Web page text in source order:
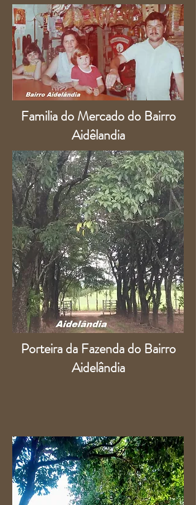
Familia do Mercado do Bairro
Aidêlandia
Porteira da Fazenda do Bairro
Aidelândia